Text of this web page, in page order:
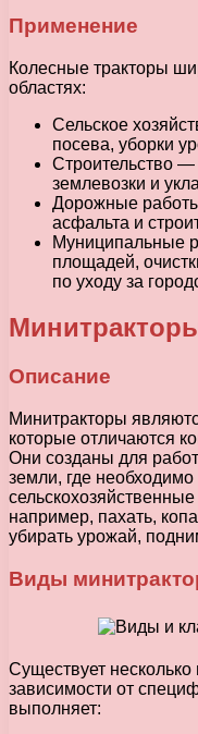
Применение
Колесные тракторы
областях:
Сельское
посева, уборки
Строительство —
землевозки и
Дорожные
асфальта и
Муниципальные
площадей,
по уходу за
Описание
Минитракторы
которые отличаются
Они созданы для
земли, где
например, пахать,
убирать урожай,
Виды
Существует
зависимости от
выполняет: